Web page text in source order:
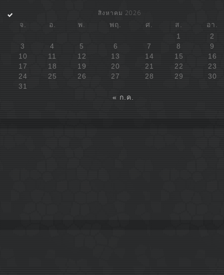
สิงหาคม 2026
จ. อ. พ. พฤ. ศ. ส.
อา.
1
2
3
4 5 6 7 8
9
10
11 12 13 14 15
16
17
18 19 20 21 22
23
24
25 26 27 28 29
30
31
« ก.ค.